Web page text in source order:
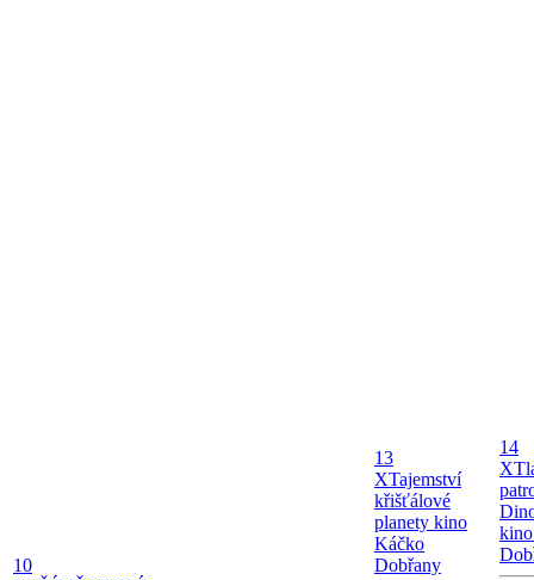
10
13
XTajemství
křišťálové
planety kino
Káčko
Dobřany
14
X